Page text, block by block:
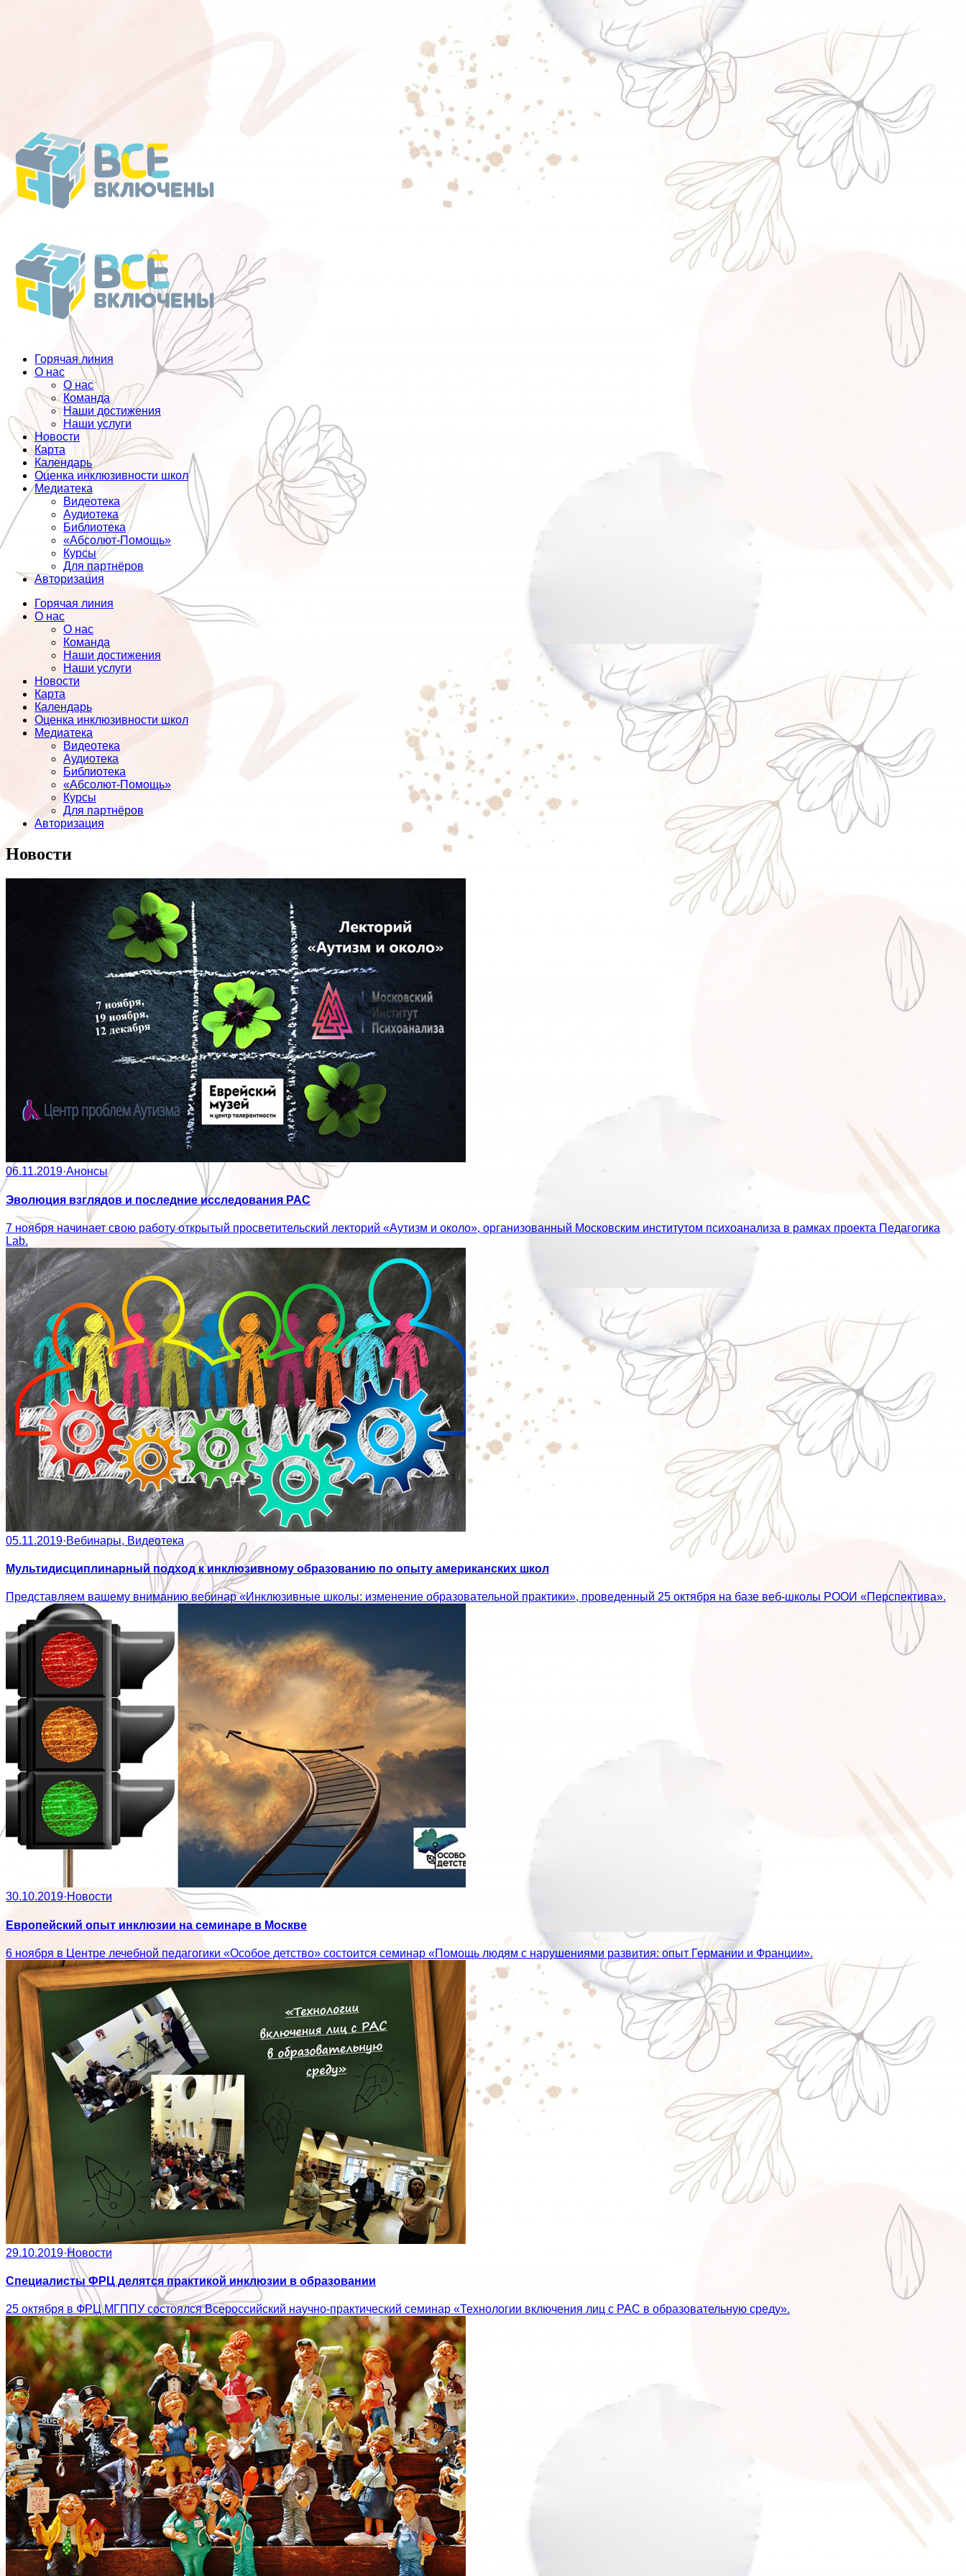
Горячая линия
О нас
О нас
Команда
Наши достижения
Наши услуги
Новости
Карта
Календарь
Оценка инклюзивности школ
Медиатека
Видеотека
Аудиотека
Библиотека
«Абсолют-Помощь»
Курсы
Для партнёров
Авторизация
Горячая линия
О нас
О нас
Команда
Наши достижения
Наши услуги
Новости
Карта
Календарь
Оценка инклюзивности школ
Медиатека
Видеотека
Аудиотека
Библиотека
«Абсолют-Помощь»
Курсы
Для партнёров
Авторизация
Новости
06.11.2019·Анонсы
Эволюция взглядов и последние исследования РАС
7 ноября начинает свою работу открытый просветительский лекторий «Аутизм и около», организованный Московским институтом психоанализа в рамках проекта Педагогика
Lab.
05.11.2019·Вебинары, Видеотека
Мультидисциплинарный подход к инклюзивному образованию по опыту американских школ
Представляем вашему вниманию вебинар «Инклюзивные школы: изменение образовательной практики», проведенный 25 октября на базе веб-школы РООИ «Перспектива».
30.10.2019·Новости
Европейский опыт инклюзии на семинаре в Москве
6 ноября в Центре лечебной педагогики «Особое детство» состоится семинар «Помощь людям с нарушениями развития: опыт Германии и Франции».
29.10.2019·Новости
Специалисты ФРЦ делятся практикой инклюзии в образовании
25 октября в ФРЦ МГППУ состоялся Всероссийский научно-практический семинар «Технологии включения лиц с РАС в образовательную среду».